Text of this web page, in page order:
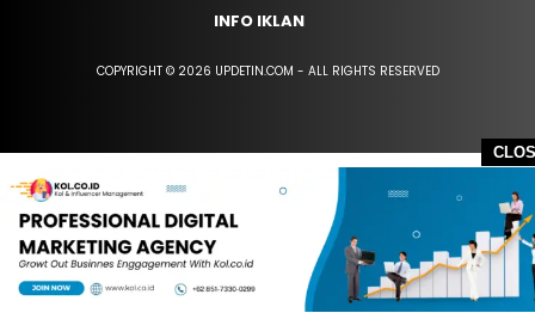
INFO IKLAN
COPYRIGHT © 2026 UPDETIN.COM - ALL RIGHTS RESERVED